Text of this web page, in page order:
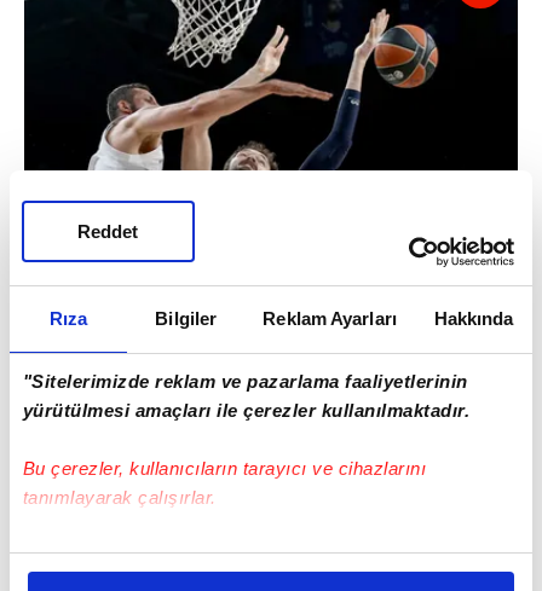
Rıza Bilgiler Reklam Ayarları Hakkında
"Sitelerimizde reklam ve pazarlama faaliyetlerinin
yürütülmesi amaçları ile çerezler kullanılmaktadır.
Bu çerezler, kullanıcıların tarayıcı ve cihazlarını
tanımlayarak çalışırlar.
Bu çerezlere izin vermeniz halinde sizlere özel
Reddet
"KENARA ALIRKEN REKORUN
Larkin'ikenara aldığı anları aktaran deneyimli
koç, "Rekora yakın olduğunun farkındaydım
çıkartırken farkında değilim.